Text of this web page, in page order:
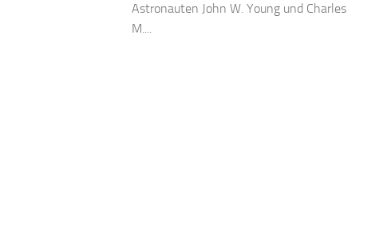
Astronauten John W. Young und Charles
M....